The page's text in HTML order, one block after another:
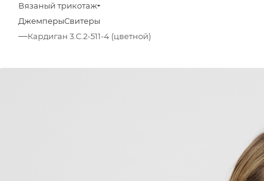
Вязаный трикотаж
ДжемперыСвитеры
—Кардиган 3.C.2-511-4 (цветной)